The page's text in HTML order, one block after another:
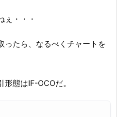
ぇ・・・
ったら、なるべくチャートを
態はIF-OCOだ。